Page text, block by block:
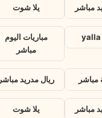
مباشر يلا شوت
yalla
مباريات اليوم
مباشر
مباشر ريال مدريد مباشر
مباشر يلا شوت